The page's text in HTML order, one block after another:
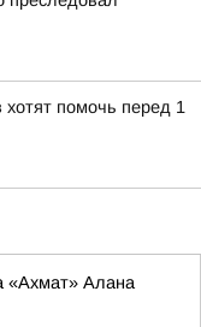
помочь перед 1
«Ахмат» Алана